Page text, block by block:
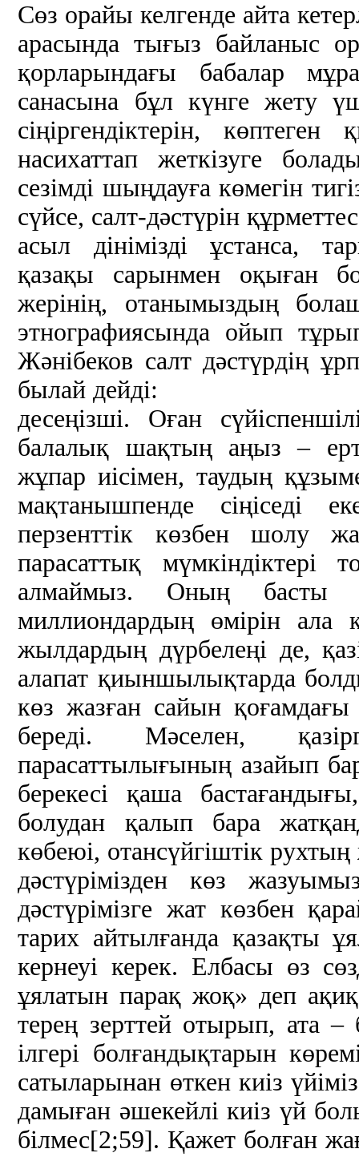
Сөз орайы келгенде айта
арасында тығыз байланыс
қорларындағы бабалар
санасына бұл күнге жету
сіңіргендіктерін,
насихаттап жеткізуге
сезімді шыңдауға көмегін
сүйсе, салт-дәстүрін
асыл дінімізді ұстанса,
қазақы сарынмен оқыған
жерінің, отанымыздың
этнографиясында ойып
Жәнібеков салт дәстүрдің
былай дейді:
десеңізші. Оған
балалық шақтың аңыз –
жұпар иісімен, таудың
мақтанышпенде сіңіседі
перзенттік көзбен шолу
парасаттық
алмаймыз. Оның басты
миллиондардың өмірін
жылдардың дүрбелеңі де,
алапат қиыншылықтарда
көз жазған сайын қоғамдағы
береді. Мәселен,
парасаттылығының азайып
берекесі қаша
болудан қалып бара
көбеюі, отансүйгіштік
дәстүрімізден көз
дәстүрімізге жат көзбен
тарих айтылғанда қазақты
кернеуі керек. Елбасы өз
ұялатын парақ жоқ» деп
терең зерттей отырып, ата
ілгері болғандықтарын
сатыларынан өткен киіз
дамыған әшекейлі киіз үй
білмес[2;59]. Қажет болған